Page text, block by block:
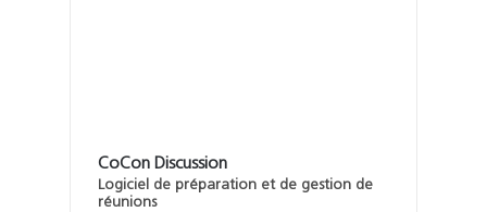
CoCon Discussion
Logiciel de préparation et de gestion de
réunions